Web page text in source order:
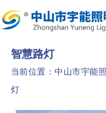
智慧路灯
当前位置：中山市宇能
灯